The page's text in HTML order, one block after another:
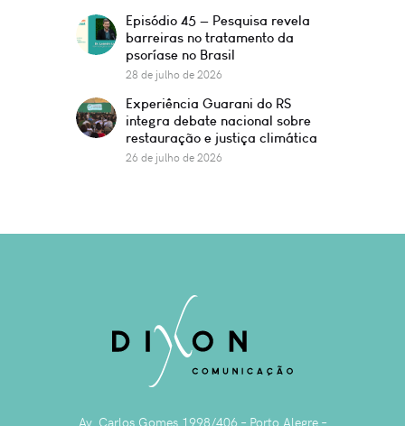
Episódio 45 — Pesquisa revela
barreiras no tratamento da
psoríase no Brasil
28 de julho de 2026
Experiência Guarani do RS
integra debate nacional sobre
restauração e justiça climática
26 de julho de 2026
Av. Carlos Gomes 1998/406 – Porto Alegre –